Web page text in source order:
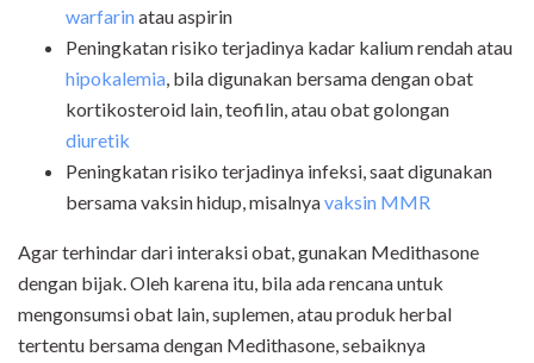
warfarinatau aspirin
Peningkatan risiko terjadinya kadar kalium rendah atau
hipokalemia, bila digunakan bersama dengan obat
kortikosteroid lain, teofilin, atau obat golongan
diuretik
Peningkatan risiko terjadinya infeksi, saat digunakan
bersama vaksin hidup, misalnyavaksin MMR
Agar terhindar dari interaksi obat, gunakan Medithasone
dengan bijak. Oleh karena itu, bila ada rencana untuk
mengonsumsi obat lain, suplemen, atau produk herbal
tertentu bersama dengan Medithasone, sebaiknya